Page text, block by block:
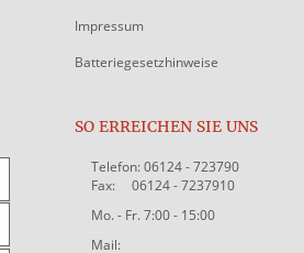
Impressum
Batteriegesetzhinweise
SO ERREICHEN SIE UNS
Telefon: 06124 - 723790
Fax: 06124 - 7237910
Mo. - Fr. 7:00 - 15:00
Mail: